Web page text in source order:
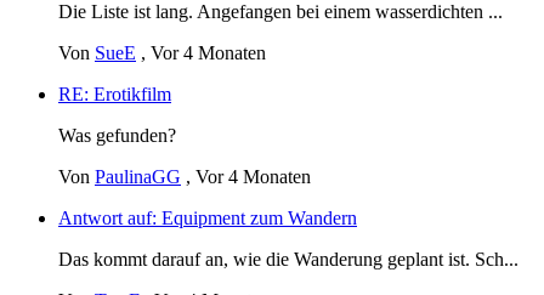
Die Liste ist lang. Angefangen bei einem wasserdichten ...
Von SueE , Vor 4 Monaten
RE: Erotikfilm
Was gefunden?
Von PaulinaGG , Vor 4 Monaten
Antwort auf: Equipment zum Wandern
Das kommt darauf an, wie die Wanderung geplant ist. Sch...